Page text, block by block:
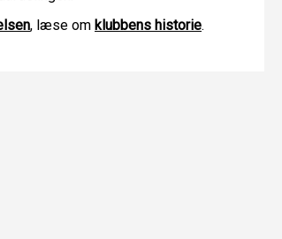
, læse om klubbens historie.